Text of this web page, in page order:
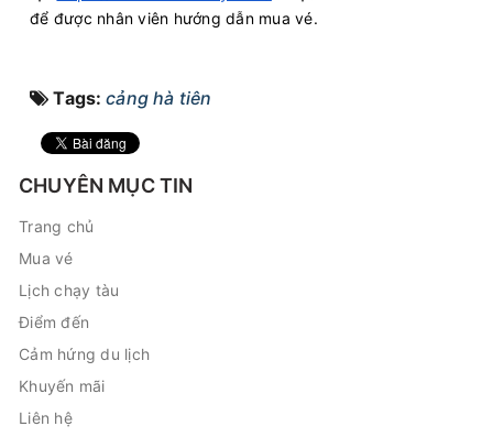
để được nhân viên hướng dẫn mua vé.
Tags:cảng hà tiên
CHUYÊN MỤC TIN
Trang chủ
Mua vé
Lịch chạy tàu
Điểm đến
Cảm hứng du lịch
Khuyến mãi
Liên hệ